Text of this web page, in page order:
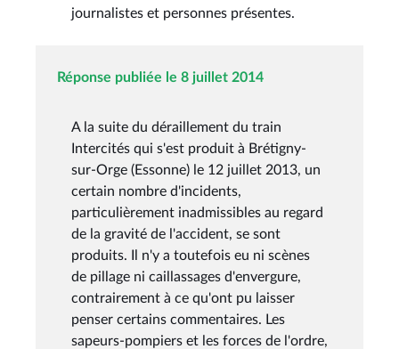
journalistes et personnes présentes.
Réponse publiée le 8 juillet 2014
A la suite du déraillement du train
Intercités qui s'est produit à Brétigny-
sur-Orge (Essonne) le 12 juillet 2013, un
certain nombre d'incidents,
particulièrement inadmissibles au regard
de la gravité de l'accident, se sont
produits. Il n'y a toutefois eu ni scènes
de pillage ni caillassages d'envergure,
contrairement à ce qu'ont pu laisser
penser certains commentaires. Les
sapeurs-pompiers et les forces de l'ordre,